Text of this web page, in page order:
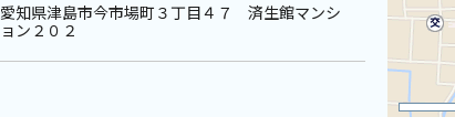
愛知県津島市今市場町３丁目４７ 済生館マンシ
ョン２０２